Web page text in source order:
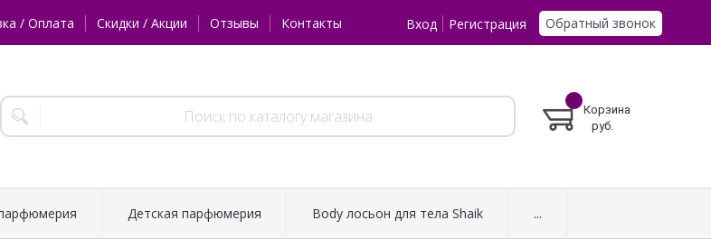
/ Оплата Скидки / Акции Отзывы Контакты Вход Регистрация Обратный звонок
Корзина
руб.
Детская парфюмерия Body лосьон для тела Shaik ...